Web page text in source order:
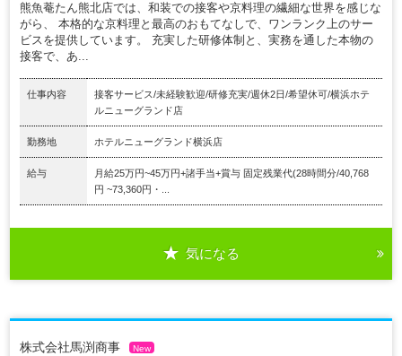
熊魚菴たん熊北店では、和装での接客や京料理の繊細な世界を感じな
がら、 本格的な京料理と最高のおもてなしで、ワンランク上のサー
ビスを提供しています。 充実した研修体制と、実務を通した本物の
接客で、あ...
仕事内容
接客サービス/未経験歓迎/研修充実/週休2日/希望休可/横浜ホテ
ルニューグランド店
勤務地 ホテルニューグランド横浜店
給与
月給25万円~45万円+諸手当+賞与 固定残業代(28時間分/40,768
円 ~73,360円・...
気になる
株式会社馬渕商事 New